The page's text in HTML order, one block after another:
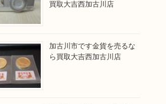
買取大吉西加古川店
加古川市です金貨を売るな
ら買取大吉西加古川店